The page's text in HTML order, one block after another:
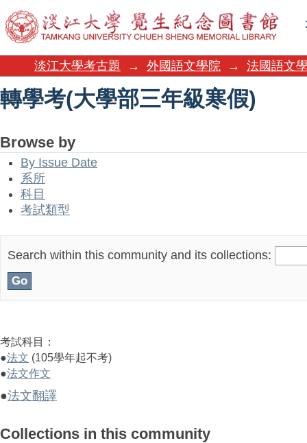
轉學考(大學部三年級寒假)
淡江大學考古題 → 外國語文學院 → 法國語文
轉學考(大學部三年級寒假)
Browse by
By Issue Date
系所
科目
考試類型
Search within this community and its collections:
考試科目：
●法文 (105學年起不考)
●法文作文
●法文翻譯
Collections in this community